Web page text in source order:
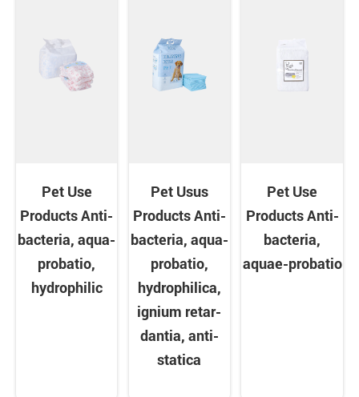
Pet Use
Products Anti-
bacteria, aqua-
probatio,
hydrophilic
Pet Usus
Products Anti-
bacteria, aqua-
probatio,
hydrophilica,
ignium retar-
dantia, anti-
statica
Pet Use
Products Anti-
bacteria,
aquae-probatio